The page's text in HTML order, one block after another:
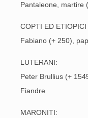
Pantaleone, martire
COPTI ED
Fabiano (+ 250),
LUTERANI:
Peter Brullius (+
Fiandre
MARONITI: